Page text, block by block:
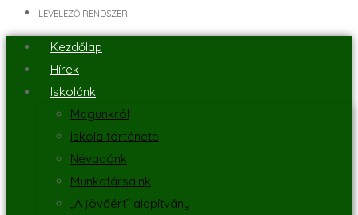
LEVELEZŐ RENDSZER
Kezdőlap
Hírek
Iskolánk
Magunkról
Iskola története
Névadónk
Munkatársaink
„A jövőért” alapítvány